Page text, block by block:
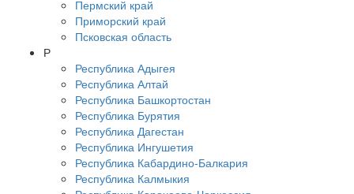
Пермский край
Приморский край
Псковская область
Р
Республика Адыгея
Республика Алтай
Республика Башкортостан
Республика Бурятия
Республика Дагестан
Республика Ингушетия
Республика Кабардино-Балкария
Республика Калмыкия